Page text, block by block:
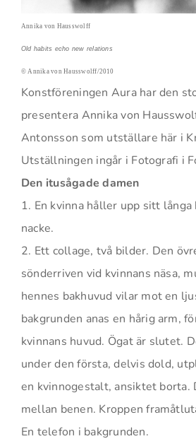
Annika von Hausswolff
Old habits echo new relations
© Annika von Hausswolff/2010
Konstföreningen Aura har den
presentera Annika von
Antonsson som utställare här i
Utställningen ingår i Fotografi i
Den itusågade damen
1. En kvinna håller upp sitt
nacke.
2. Ett collage, två bilder. Den
sönderriven vid kvinnans näsa,
hennes bakhuvud vilar mot en
bakgrunden anas en hårig arm,
kvinnans huvud. Ögat är slutet.
under den första, delvis dold,
en kvinnogestalt, ansiktet borta.
mellan benen. Kroppen
En telefon i bakgrunden.